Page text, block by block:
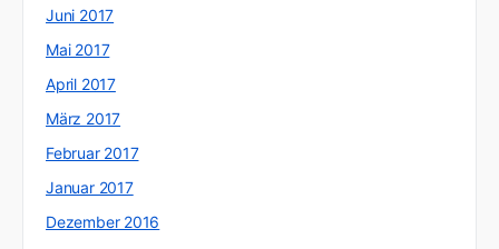
Juni 2017
Mai 2017
April 2017
März 2017
Februar 2017
Januar 2017
Dezember 2016